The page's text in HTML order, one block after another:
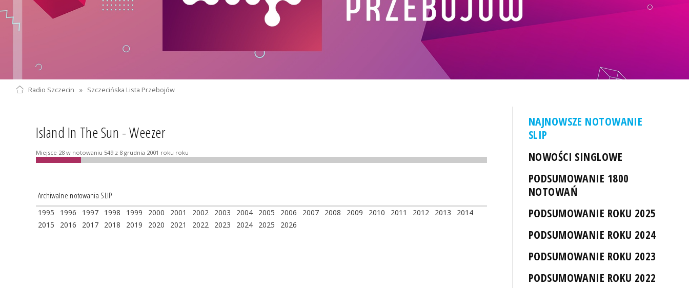
Radio Szczecin » Szczecińska Lista Przebojów
Island In The Sun - Weezer
Miejsce 28 w notowaniu 549 z 8 grudnia 2001 roku roku
Archiwalne notowania SLIP
1995 1996 1997 1998 1999 2000 2001 2002 2003 2004 2005 2006 2007 2008 2009 2010 2011 2012 2013
2014
2015
2016 2017 2018 2019 2020 2021 2022 2023 2024 2025 2026
NAJNOWSZE NOTOWANIE
SLIP
NOWOŚCI SINGLOWE
PODSUMOWANIE 1800
NOTOWAŃ
PODSUMOWANIE ROKU 2025
PODSUMOWANIE ROKU 2024
PODSUMOWANIE ROKU 2023
PODSUMOWANIE ROKU 2022